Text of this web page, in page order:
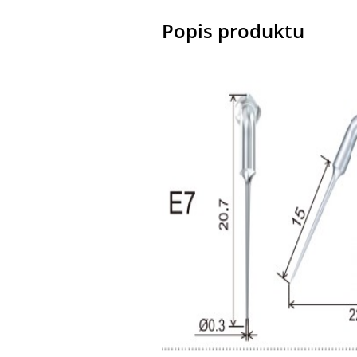
Popis produktu